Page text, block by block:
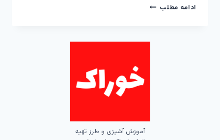
ادامه مطلبکوفته
آموزش آشپزی و طرز تهیه